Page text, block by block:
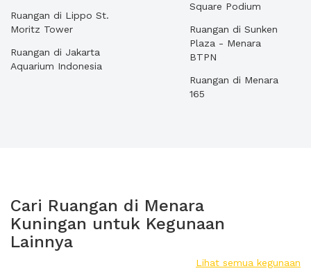
Ruangan di Lippo St.
Moritz Tower
Ruangan di Jakarta
Aquarium Indonesia
Square Podium
Ruangan di Sunken
Plaza - Menara
BTPN
Ruangan di Menara
165
Cari Ruangan di Menara
Kuningan untuk Kegunaan
Lainnya
Lihat semua kegunaan